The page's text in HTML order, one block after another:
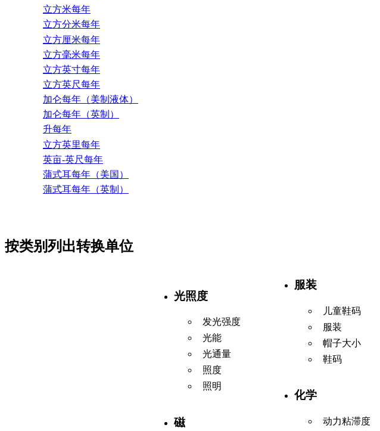
立方米每年
立方分米每年
立方厘米每年
立方毫米每年
立方英寸每年
立方英尺每年
加仑每年（美制液体）
加仑每年（英制）
升每年
立方英里每年
英亩-英尺每年
蒲式耳每年（美国）
蒲式耳每年（英制）
按类别列出转换单位
光照度
发光强度
光能
光通量
照度
照明
磁
服装
儿童鞋码
服装
帽子大小
鞋码
化学
动力粘滞度